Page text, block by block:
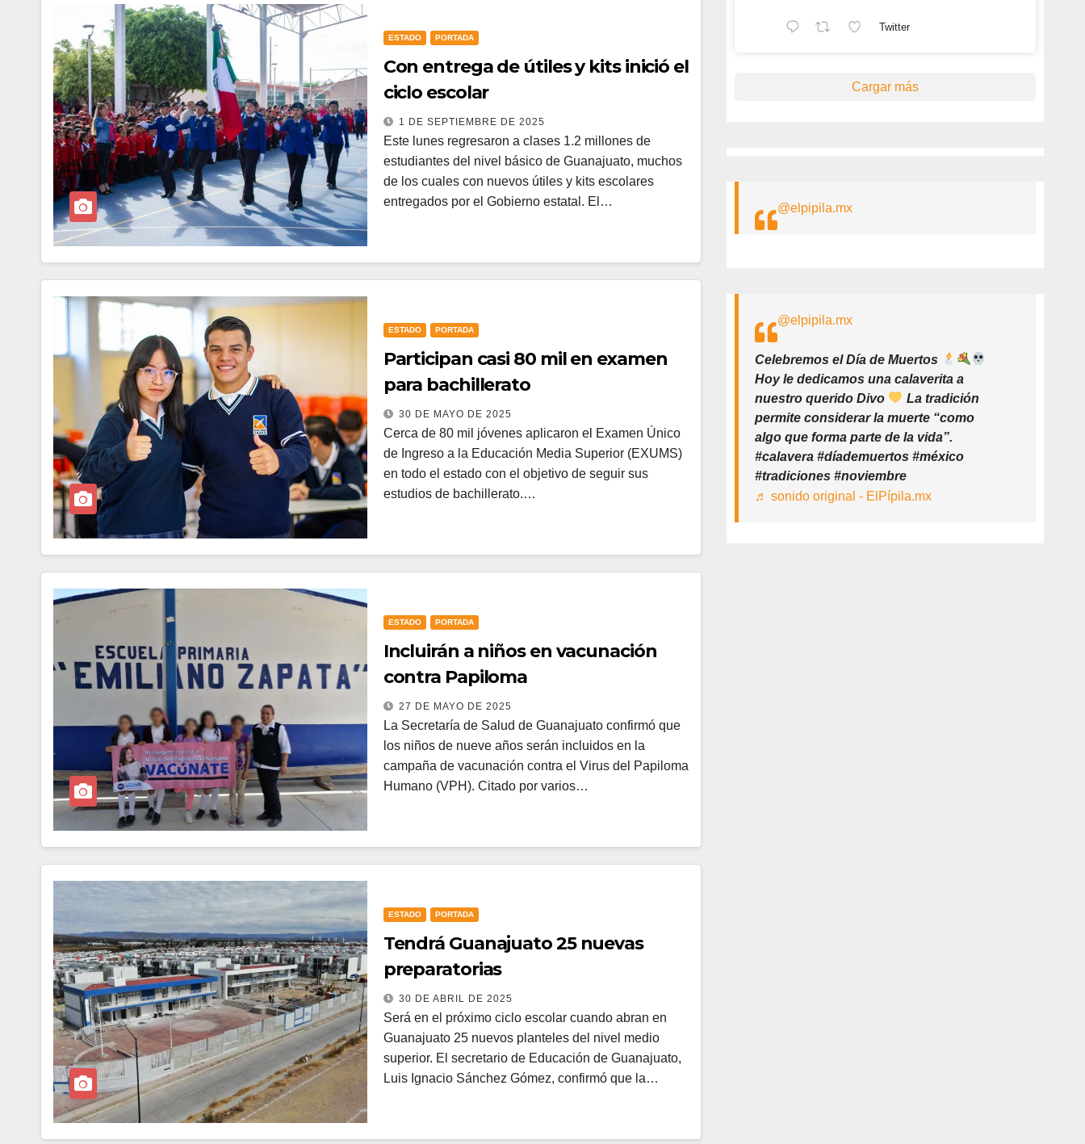
ESTADO PORTADA
Con entrega de útiles y kits inició el
ciclo escolar
1 DE SEPTIEMBRE DE 2025
Este lunes regresaron a clases 1.2 millones de
estudiantes del nivel básico de Guanajuato, muchos
de los cuales con nuevos útiles y kits escolares
entregados por el Gobierno estatal. El…
ESTADO PORTADA
Participan casi 80 mil en examen
para bachillerato
30 DE MAYO DE 2025
Cerca de 80 mil jóvenes aplicaron el Examen Único
de Ingreso a la Educación Media Superior (EXUMS)
en todo el estado con el objetivo de seguir sus
estudios de bachillerato.…
ESTADO PORTADA
Incluirán a niños en vacunación
contra Papiloma
27 DE MAYO DE 2025
La Secretaría de Salud de Guanajuato confirmó que
los niños de nueve años serán incluidos en la
campaña de vacunación contra el Virus del Papiloma
Humano (VPH). Citado por varios…
ESTADO PORTADA
Tendrá Guanajuato 25 nuevas
preparatorias
30 DE ABRIL DE 2025
Será en el próximo ciclo escolar cuando abran en
Guanajuato 25 nuevos planteles del nivel medio
superior. El secretario de Educación de Guanajuato,
Luis Ignacio Sánchez Gómez, confirmó que la…
Twitter
Cargar más
@elpipila.mx
@elpipila.mx
Celebremos el Día de Muertos
Hoy le dedicamos una calaverita a
nuestro querido Divo
La tradición
permite considerar la muerte “como
algo que forma parte de la vida”.
#calavera #díademuertos #méxico
#tradiciones #noviembre
♬ sonido original - ElPípila.mx